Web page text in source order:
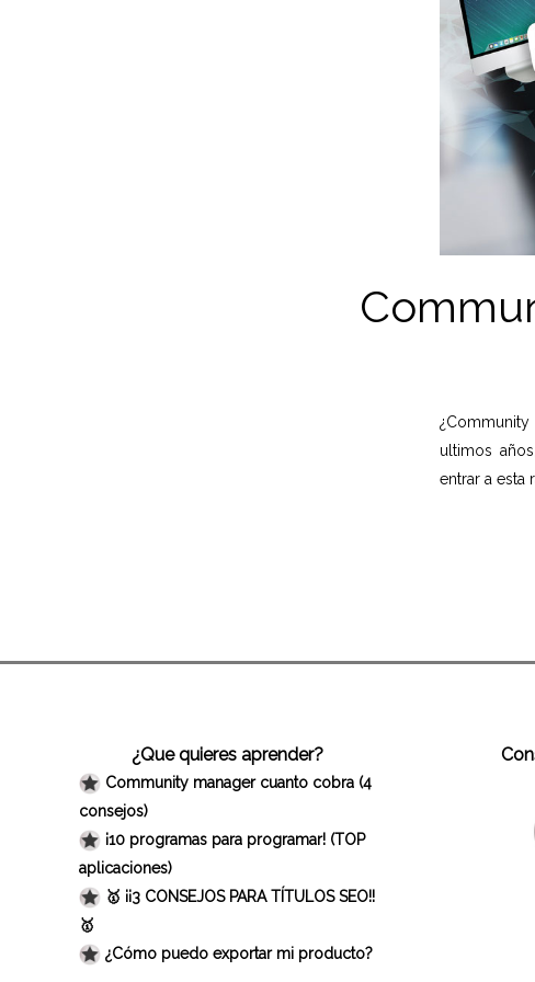
ultimos
entrar a esta
¿Que quieres aprender?
Community manager cuanto cobra (4
consejos)
¡10 programas para programar! (TOP
aplicaciones)
🥇 ¡¡3 CONSEJOS PARA TÍTULOS SEO!!
🥇
¿Cómo puedo exportar mi producto?